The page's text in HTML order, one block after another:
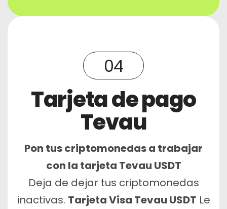
04
Tarjeta de pago
Tevau
Pon tus criptomonedas a trabajar
con la tarjeta Tevau USDT
Deja de dejar tus criptomonedas
inactivas. Tarjeta Visa Tevau USDT Le